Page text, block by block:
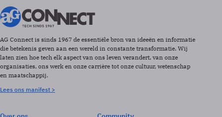
AG Connect is sinds 1967 de essentiële bron van ideeën en informatie
die betekenis geven aan een wereld in constante transformatie. Wij
laten zien hoe tech elk aspect van ons leven verandert, van onze
organisaties, ons werk en onze carrière tot onze cultuur, wetenschap
en maatschappij.
Lees ons manifest >